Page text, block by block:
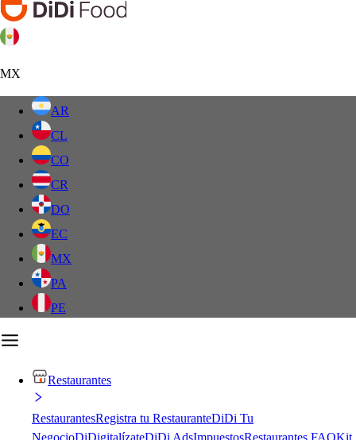
MX
AR
CL
CO
CR
DO
EC
MX
PA
PE
Restaurantes
RestaurantesRegistra tu RestauranteDiDi Tu
NegocioDiDigitalízateDiDi AdsImpuestosRestaurantes FAQKit